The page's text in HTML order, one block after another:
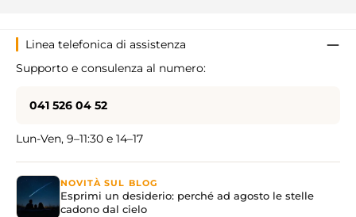
Linea telefonica di assistenza
Supporto e consulenza al numero:
041 526 04 52
Lun-Ven, 9–11:30 e 14–17
NOVITÀ SUL BLOG
Esprimi un desiderio: perché ad agosto le stelle
cadono dal cielo